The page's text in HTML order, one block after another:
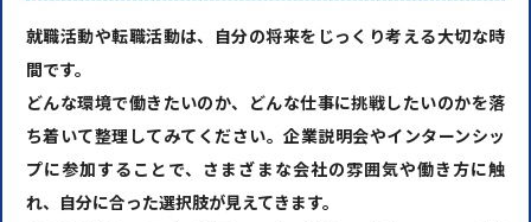
就職活動や転職活動は、自分の将来をじっくり考える大切な時
間です。
どんな環境で働きたいのか、どんな仕事に挑戦したいのかを落
ち着いて整理してみてください。企業説明会やインターンシッ
プに参加することで、さまざまな会社の雰囲気や働き方に触
れ、自分に合った選択肢が見えてきます。